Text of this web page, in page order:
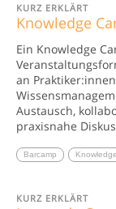
KURZ ERKLÄRT
Knowledge
Ein Knowledge
an
Austausch,
praxisnahe
Barcamp
KURZ ERKLÄRT